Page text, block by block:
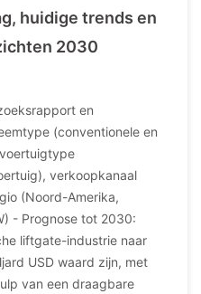
huidige trends en
2030
en
(conventionele en
verkoopkanaal
(Noord-Amerika,
- Prognose tot 2030:
liftgate-industrie naar
USD waard zijn, met
van een draagbare